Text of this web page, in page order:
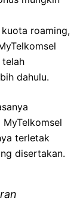
roaming,
telah
dahulu.
terletak
disertakan.